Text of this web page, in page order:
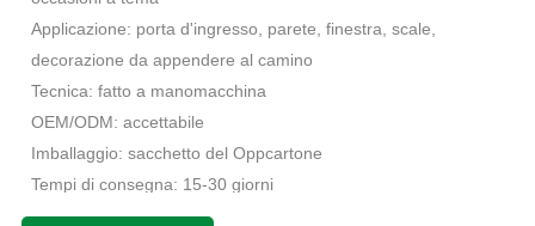
Applicazione: porta d'ingresso, parete, finestra, scale,
decorazione da appendere al camino
Tecnica: fatto a manomacchina
OEM/ODM: accettabile
Imballaggio: sacchetto del Oppcartone
Tempi di consegna: 15-30 giorni
Luogo di origine: Guangdong, Cina